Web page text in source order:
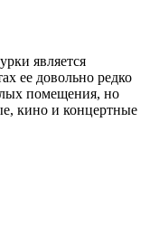
является
ее довольно редко
помещения, но
кино и концертные